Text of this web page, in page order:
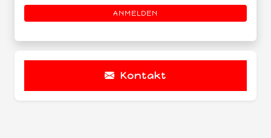
ANMELDEN
Kontakt